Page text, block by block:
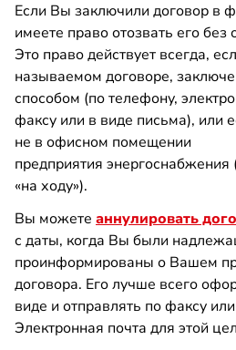
Если Вы заключили договор в
имеете право отозвать его
Это право действует всегда,
называемом договоре,
способом (по телефону,
факсу или в виде письма), или
не в офисном помещении
предприятия
«на ходу»).
Вы можете аннулировать
с даты, когда Вы были
проинформированы о Вашем
договора. Его лучше всего
виде и отправлять по факсу
Электронная почта для этой